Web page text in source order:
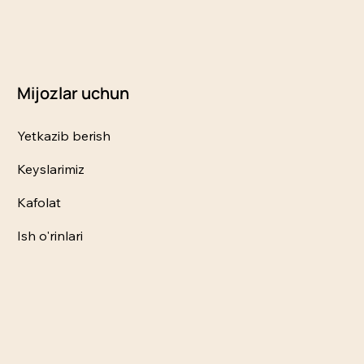
Mijozlar uchun
Yetkazib berish
Keyslarimiz
Kafolat
Ish o'rinlari